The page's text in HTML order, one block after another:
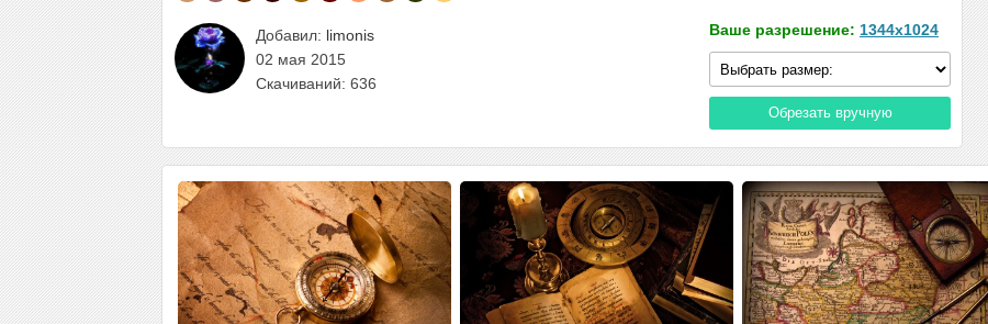
Добавил: limonis
02 мая 2015
Скачиваний: 636
Ваше разрешение: 1344x1024
Обрезать вручную